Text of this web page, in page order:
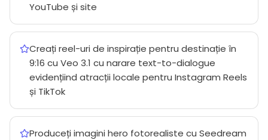
YouTube și site
Creați reel-uri de inspirație pentru destinație în
9:16 cu Veo 3.1 cu narare text-to-dialogue
evidențiind atracții locale pentru Instagram Reels
și TikTok
Produceți imagini hero fotorealiste cu Seedream